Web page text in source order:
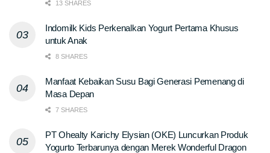
13 SHARES
Indomilk Kids Perkenalkan Yogurt Pertama Khusus
untuk Anak
8 SHARES
Manfaat Kebaikan Susu Bagi Generasi Pemenang di
Masa Depan
7 SHARES
PT Ohealty Karichy Elysian (OKE) Luncurkan Produk
Yogurto Terbarunya dengan Merek Wonderful Dragon